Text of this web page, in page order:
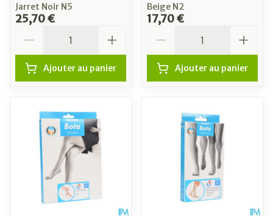
Jarret Noir N5
25,70 €
Ajouter au panier
Beige N2
17,70 €
Ajouter au panier